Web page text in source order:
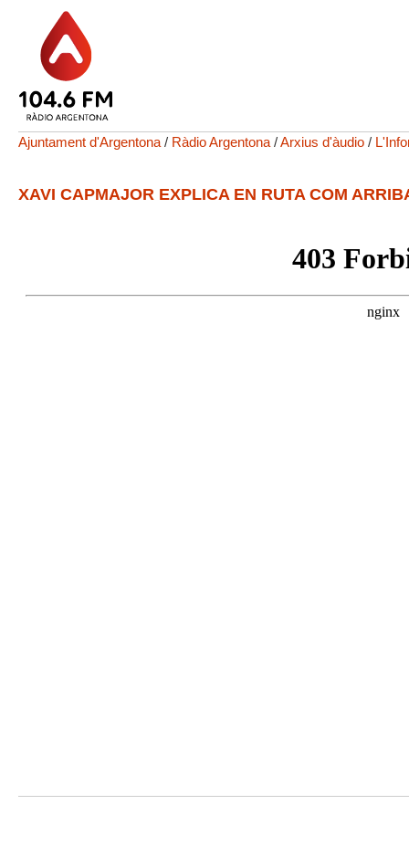
Ajuntament d'Argentona / Ràdio Argentona /Arxius d'àudio /
XAVI CAPMAJOR EXPLICA EN RUTA COM